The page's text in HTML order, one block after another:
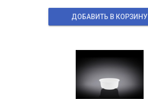
ДОБАВИТЬ В КОРЗИНУ